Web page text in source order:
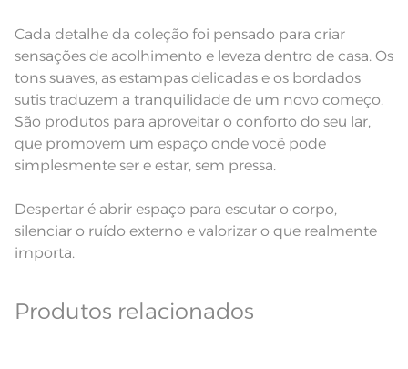
Cada detalhe da coleção foi pensado para criar
sensações de acolhimento e leveza dentro de casa. Os
tons suaves, as estampas delicadas e os bordados
sutis traduzem a tranquilidade de um novo começo.
São produtos para aproveitar o conforto do seu lar,
que promovem um espaço onde você pode
simplesmente ser e estar, sem pressa.
Despertar é abrir espaço para escutar o corpo,
silenciar o ruído externo e valorizar o que realmente
importa.
Produtos relacionados